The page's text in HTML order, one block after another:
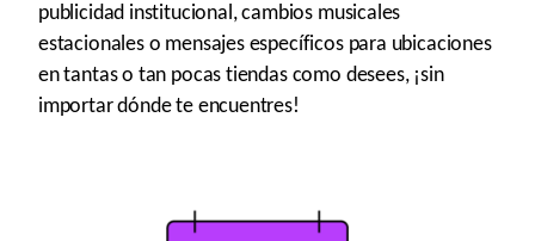
publicidad institucional, cambios musicales
estacionales o mensajes específicos para ubicaciones
en tantas o tan pocas tiendas como desees, ¡sin
importar dónde te encuentres!